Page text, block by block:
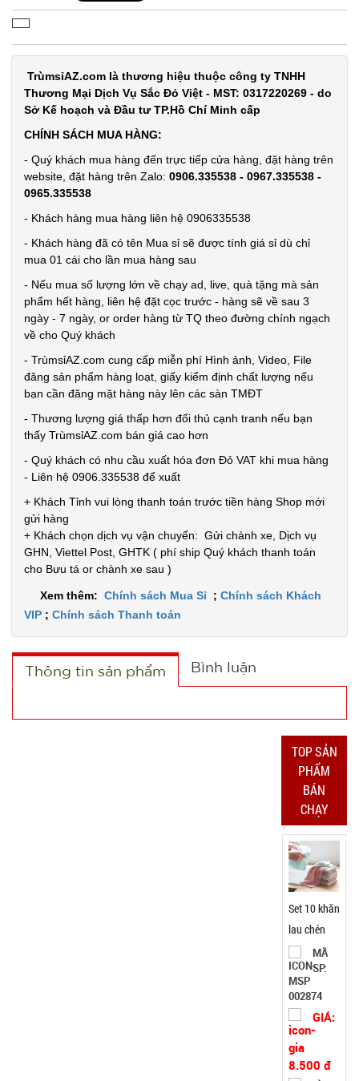
TrùmsỉAZ.com là thương hiệu thuộc công ty TNHH
Thương Mại Dịch Vụ Sắc Đỏ Việt - MST: 0317220269 - do
Sở Kế hoạch và Đầu tư TP.Hồ Chí Minh cấp
CHÍNH SÁCH MUA HÀNG:
- Quý khách mua hàng đến trực tiếp cửa hàng, đặt hàng trên
website, đặt hàng trên Zalo: 0906.335538 - 0967.335538 -
0965.335538
- Khách hàng mua hàng liên hệ 0906335538
- Khách hàng đã có tên Mua sỉ sẽ được tính giá sỉ dù chỉ
mua 01 cái cho lần mua hàng sau
- Nếu mua số lượng lớn về chạy ad, live, quà tặng mà sản
phẩm hết hàng, liên hệ đặt cọc trước - hàng sẽ về sau 3
ngày - 7 ngày, or order hàng từ TQ theo đường chính ngạch
về cho Quý khách
- TrùmsỉAZ.com cung cấp miễn phí Hình ảnh, Video, File
đăng sản phẩm hàng loạt, giấy kiểm định chất lượng nếu
bạn cần đăng mặt hàng này lên các sàn TMĐT
- Thương lượng giá thấp hơn đối thủ cạnh tranh nếu bạn
thấy TrùmsỉAZ.com bán giá cao hơn
- Quý khách có nhu cầu xuất hóa đơn Đỏ VAT khi mua hàng
- Liên hệ 0906.335538 để xuất
+ Khách Tỉnh vui lòng thanh toán trước tiền hàng Shop mới
gửi hàng
+ Khách chọn dịch vụ vận chuyển: Gửi chành xe, Dịch vụ
GHN, Viettel Post, GHTK ( phí ship Quý khách thanh toán
cho Bưu tá or chành xe sau )
Xem thêm: Chính sách Mua Sỉ ; Chính sách Khách
VIP ; Chính sách Thanh toán
Thông tin sản phẩm Bình luận
TOP SẢN
PHẨM
BÁN
CHẠY
món lưỡi
Mã T65S
SP:
002796
GIÁ:
TÌNH
Cân nặng :
0.5kg
lông mày
tặng đầu
thay
MÃ
SP:
003739
GIÁ:
CÒN HÀNG
hành:
Test,
Cân nặng:
0,3kg
Đặt
hàng
Set 10 khăn
lau chén
bát 2 mặt
xanh hồng
( T2000 cái
)
MÃ
SP:
002874
GIÁ:
8.500 đ